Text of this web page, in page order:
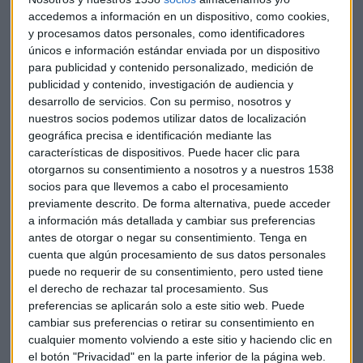
accedemos a información en un dispositivo, como cookies,
y procesamos datos personales, como identificadores
únicos e información estándar enviada por un dispositivo
para publicidad y contenido personalizado, medición de
publicidad y contenido, investigación de audiencia y
desarrollo de servicios. Con su permiso, nosotros y
nuestros socios podemos utilizar datos de localización
geográfica precisa e identificación mediante las
características de dispositivos. Puede hacer clic para
otorgarnos su consentimiento a nosotros y a nuestros 1538
socios para que llevemos a cabo el procesamiento
previamente descrito. De forma alternativa, puede acceder
a información más detallada y cambiar sus preferencias
antes de otorgar o negar su consentimiento. Tenga en
cuenta que algún procesamiento de sus datos personales
puede no requerir de su consentimiento, pero usted tiene
el derecho de rechazar tal procesamiento. Sus
preferencias se aplicarán solo a este sitio web. Puede
cambiar sus preferencias o retirar su consentimiento en
cualquier momento volviendo a este sitio y haciendo clic en
el botón "Privacidad" en la parte inferior de la página web.
de dólares en el cuarto trimestre. Su beneficio ha caído un
80% respecto al mismo período del año anterior.
Jornada de volatilidad en los precios del crudo en la que el
sector energético se mantiene mixto. Santos ha perdido un
día más en Australia, hoy lo ha hecho un 3%.
Miramos de cerca de las acería.Tata Steel, el mayor
productor de acero de la India se deja un 1%. Ha registrado
315 millones de dólares en pérdidas hasta el mes de
diciembre. El motivo ha sido la caída de sus operaciones en
el Viejo Continente.
Precisamente por este motivo hoy el Gobierno chino ha
anunciado oficialmente que recortará la producción de
acero durante los próximos cinco años: Baoshan Iron Steel
gana más de un 1%.